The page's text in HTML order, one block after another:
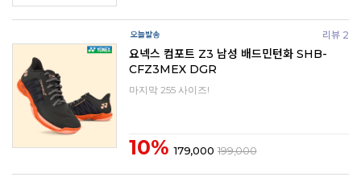
리뷰 2
요넥스 컴포트 Z3 남성 배드민턴화 SHB-
CFZ3MEX DGR
마지막 255 사이즈!
10% 179,000 199,000